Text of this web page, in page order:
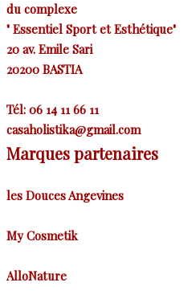
du complexe
" Essentiel Sport et Esthétique"
20 av. Emile Sari
20200 BASTIA
Tél: 06 14 11 66 11
casaholistika@gmail.com
Marques partenaires
les Douces Angevines
My Cosmetik
AlloNature